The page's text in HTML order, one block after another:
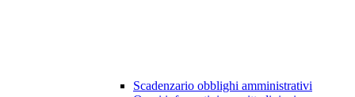
Scadenzario obblighi amministrativi